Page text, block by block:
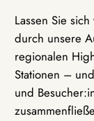
Lassen Sie
durch unsere
regionalen
Stationen –
und